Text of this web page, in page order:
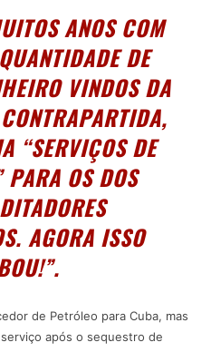
ANOS COM
DE
VINDOS DA
“SERVIÇOS DE
PARA OS DOS
AGORA ISSO
de Petróleo para Cuba, mas
após o sequestro de